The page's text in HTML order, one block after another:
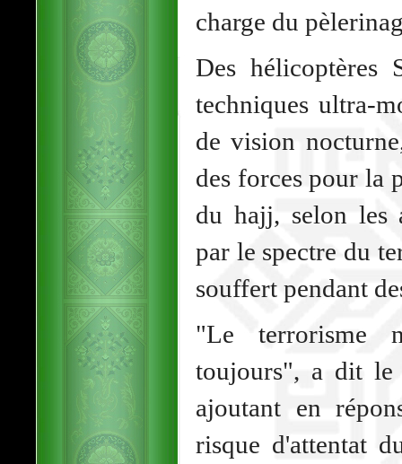
charge du
Des hélicoptères
techniques ultra-
de vision
des forces pour la
du hajj, selon les
par le spectre du
souffert pendant
"Le terrorisme
toujours", a dit le
ajoutant en
risque d'attentat